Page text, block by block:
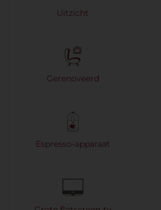
Uitzicht
Gerenoveerd
Espresso-apparaat